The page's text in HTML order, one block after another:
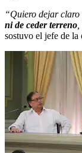
“Quiero dejar claro
ni de ceder terreno
sostuvo el jefe de